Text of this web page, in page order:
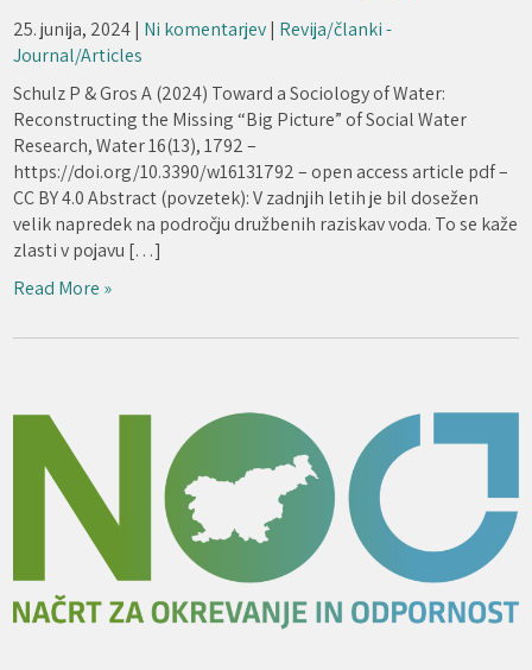
25. junija, 2024| Ni komentarjev| Revija/članki -
Journal/Articles
Schulz P & Gros A (2024) Toward a Sociology of Water:
Reconstructing the Missing “Big Picture” of Social Water
Research, Water 16(13), 1792 –
https://doi.org/10.3390/w16131792 – open access article pdf –
CC BY 4.0 Abstract (povzetek): V zadnjih letih je bil dosežen
velik napredek na področju družbenih raziskav voda. To se kaže
zlasti v pojavu […]
Read More »